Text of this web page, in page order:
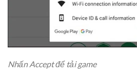
Nhấn Accept để tải game